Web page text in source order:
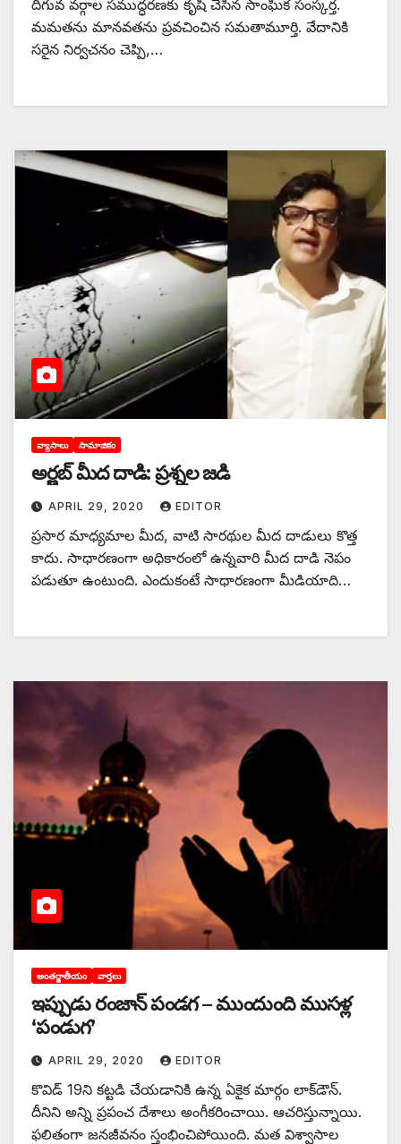
దిగువ వర్గాల సముద్ధరణకు కృషి చేసిన సాంఘిక సంస్కర్త.
మమతను మానవతను ప్రవచించిన సమతామూర్తి. వేదానికి
సరైన నిర్వచనం చెప్పి,…
వ్యాసాలు సామాజికం
అర్ణబ్‌ ‌మీద దాడి: ప్రశ్నల జడి
APRIL 29, 2020 EDITOR
ప్రసార మాధ్యమాల మీద, వాటి సారథుల మీద దాడులు కొత్త
కాదు. సాధారణంగా అధికారంలో ఉన్నవారి మీద దాడి నెపం
పడుతూ ఉంటుంది. ఎందుకంటే సాధారణంగా మీడియాది…
అంతర్జాతీయం వార్తలు
ఇప్పుడు రంజాన్ పండగ – ముందుంది ముసళ్ల
‘పండుగ’
APRIL 29, 2020 EDITOR
కొవిడ్‌ 19‌ని కట్టడి చేయడానికి ఉన్న ఏకైక మార్గం లాక్‌డౌన్‌.
‌దీనిని అన్ని ప్రపంచ దేశాలు అంగీకరించాయి. ఆచరిస్తున్నాయి.
ఫలితంగా జనజీవనం స్తంభించిపోయింది. మత విశ్వాసాల